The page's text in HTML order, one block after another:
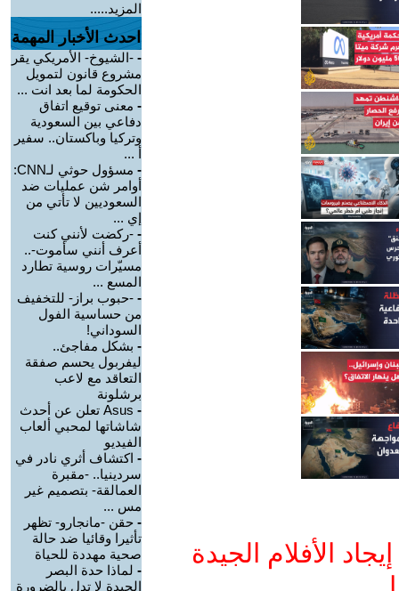
الأفلام الجيدة
المزيد.....
احدث الأخبار المهمة
- -الشيوخ- الأمريكي يقر
مشروع قانون لتمويل
الحكومة لما بعد انت ...
- معنى توقيع اتفاق
دفاعي بين السعودية
وتركيا وباكستان.. سفير
أ ...
-
مسؤول حوثي لـCNN:
أوامر شن عمليات ضد
السعوديين لا تأتي من
إي ...
- -ركضت لأنني كنت
أعرف أنني سأموت-..
مسيّرات روسية تطارد
المسع ...
- -حبوب براز- للتخفيف
من حساسية الفول
السوداني!
- بشكل مفاجئ..
ليفربول يحسم صفقة
التعاقد مع لاعب
برشلونة
-
Asus تعلن عن أحدث
شاشاتها لمحبي ألعاب
الفيديو
- اكتشاف أثري نادر في
سردينيا.. -مقبرة
العمالقة- بتصميم غير
مس ...
- حقن -مانجارو- تظهر
تأثيرا وقائيا ضد حالة
صحية مهددة للحياة
- لماذا حدة البصر
الجيدة لا تدل بالضرورة